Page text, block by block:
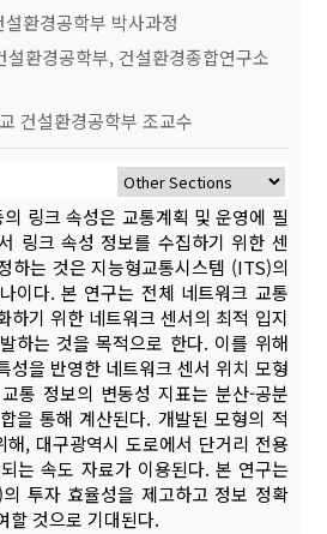
환경공학부 박사과정
설환경공학부, 건설환경종합연구소
건설환경공학부 조교수
링크 속성은 교통계획 및 운영에 필
링크 속성 정보를 수집하기 위한 센
하는 것은 지능형교통시스템 (ITS)의
이다. 본 연구는 전체 네트워크 교통
하기 위한 네트워크 센서의 최적 입지
하는 것을 목적으로 한다. 이를 위해
성을 반영한 네트워크 센서 위치 모형
통 정보의 변동성 지표는 분산-공분
을 통해 계산된다. 개발된 모형의 적
해, 대구광역시 도로에서 단거리 전용
는 속도 자료가 이용된다. 본 연구는
투자 효율성을 제고하고 정보 정확
할 것으로 기대된다.